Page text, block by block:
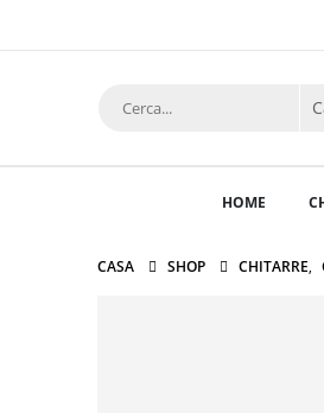
HOME
CASA SHOP CHITARRE,